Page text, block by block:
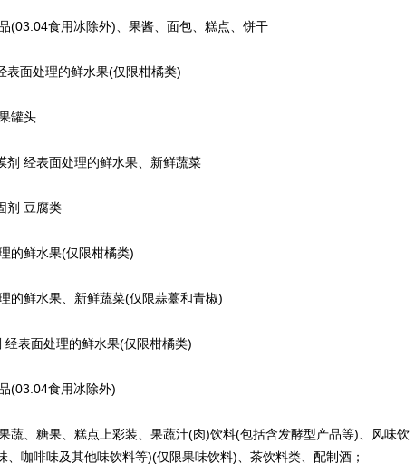
食用冰除外)、果酱、面包、糕点、饼干
面处理的鲜水果(仅限柑橘类)
罐头
经表面处理的鲜水果、新鲜蔬菜
豆腐类
鲜水果(仅限柑橘类)
鲜水果、新鲜蔬菜(仅限蒜薹和青椒)
面处理的鲜水果(仅限柑橘类)
食用冰除外)
、糖果、糕点上彩装、果蔬汁(肉)饮料(包括含发酵型产品等)、风味饮
、咖啡味及其他味饮料等)(仅限果味饮料)、茶饮料类、配制酒；